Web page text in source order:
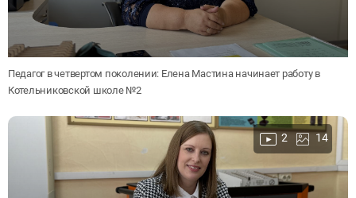
Педагог в четвертом поколении: Елена Мастина начинает работу в
Котельниковской школе №2
2 14